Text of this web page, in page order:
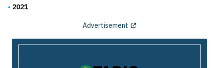
2021
Advertisement